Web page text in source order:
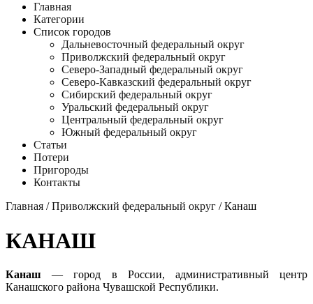
Главная
Категории
Список городов
Дальневосточный федеральный округ
Приволжский федеральный округ
Северо-Западный федеральный округ
Северо-Кавказский федеральный округ
Сибирский федеральный округ
Уральский федеральный округ
Центральный федеральный округ
Южный федеральный округ
Статьи
Потери
Пригороды
Контакты
Главная /Приволжский федеральный округ / Канаш
КАНАШ
Канаш — город в России, административный центр
Канашского района Чувашской Республики.